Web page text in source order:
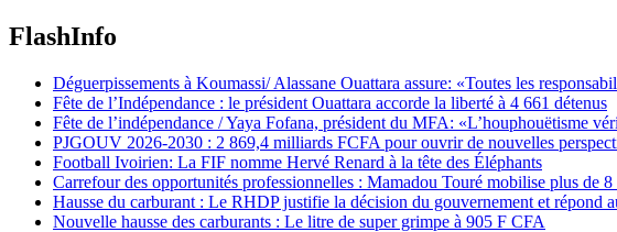
FlashInfo
Déguerpissements à Koumassi/ Alassane Ouattara assure: «Toutes les
Fête de l’Indépendance : le président Ouattara accorde la liberté à 4 661 détenus
Fête de l’indépendance / Yaya Fofana, président du MFA: «L’houphouëtisme
PJGOUV 2026-2030 : 2 869,4 milliards FCFA pour ouvrir de nouvelles
Football Ivoirien: La FIF nomme Hervé Renard à la tête des Éléphants
Carrefour des opportunités professionnelles : Mamadou Touré mobilise plus de
Hausse du carburant : Le RHDP justifie la décision du gouvernement et répond
Nouvelle hausse des carburants : Le litre de super grimpe à 905 F CFA